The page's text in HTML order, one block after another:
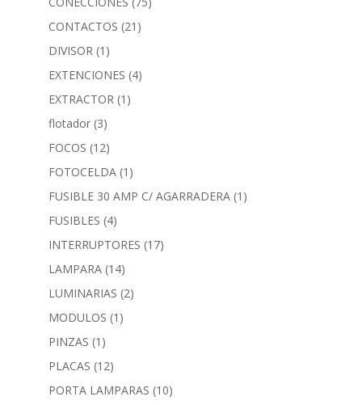
CONTACTOS (21)
DIVISOR (1)
EXTENCIONES (4)
EXTRACTOR (1)
flotador (3)
FOCOS (12)
FOTOCELDA (1)
FUSIBLE 30 AMP C/ AGARRADERA (1)
FUSIBLES (4)
INTERRUPTORES (17)
LAMPARA (14)
LUMINARIAS (2)
MODULOS (1)
PINZAS (1)
PLACAS (12)
PORTA LAMPARAS (10)